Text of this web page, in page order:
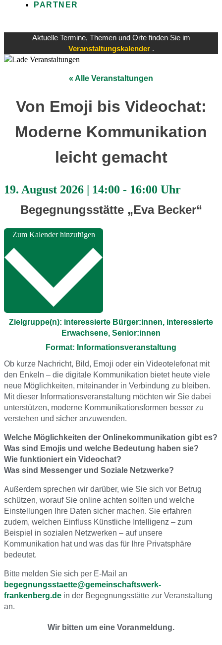
PARTNER
Aktuelle Termine, Themen und Orte finden Sie im
Veranstaltungskalender .
« Alle Veranstaltungen
Von Emoji bis Videochat:
Moderne Kommunikation
leicht gemacht
19. August 2026 14:00 - 16:00 Uhr
Begegnungsstätte „Eva Becker“
Zielgruppe(n): interessierte Bürger:innen, interessierte
Erwachsene, Senior:innen
Format: Informationsveranstaltung
Ob kurze Nachricht, Bild, Emoji oder ein Videotelefonat mit
den Enkeln – die digitale Kommunikation bietet heute viele
neue Möglichkeiten, miteinander in Verbindung zu bleiben.
Mit dieser Informationsveranstaltung möchten wir Sie dabei
unterstützen, moderne Kommunikationsformen besser zu
verstehen und sicher anzuwenden.
Welche Möglichkeiten der Onlinekommunikation gibt es?
Was sind Emojis und welche Bedeutung haben sie?
Wie funktioniert ein Videochat?
Was sind Messenger und Soziale Netzwerke?
Außerdem sprechen wir darüber, wie Sie sich vor Betrug
schützen, worauf Sie online achten sollten und welche
Einstellungen Ihre Daten sicher machen. Sie erfahren
zudem, welchen Einfluss Künstliche Intelligenz – zum
Beispiel in sozialen Netzwerken – auf unsere
Kommunikation hat und was das für Ihre Privatsphäre
bedeutet.
Bitte melden Sie sich per E-Mail an
begegnungsstaette@gemeinschaftswerk-
frankenberg.de in der Begegnungsstätte zur Veranstaltung
an.
Wir bitten um eine Voranmeldung.